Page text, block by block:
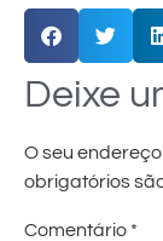
Deixe
O seu
obrigatórios
Comentário *